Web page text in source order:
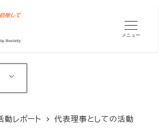
メニュー
動レポート
代表理事としての活動